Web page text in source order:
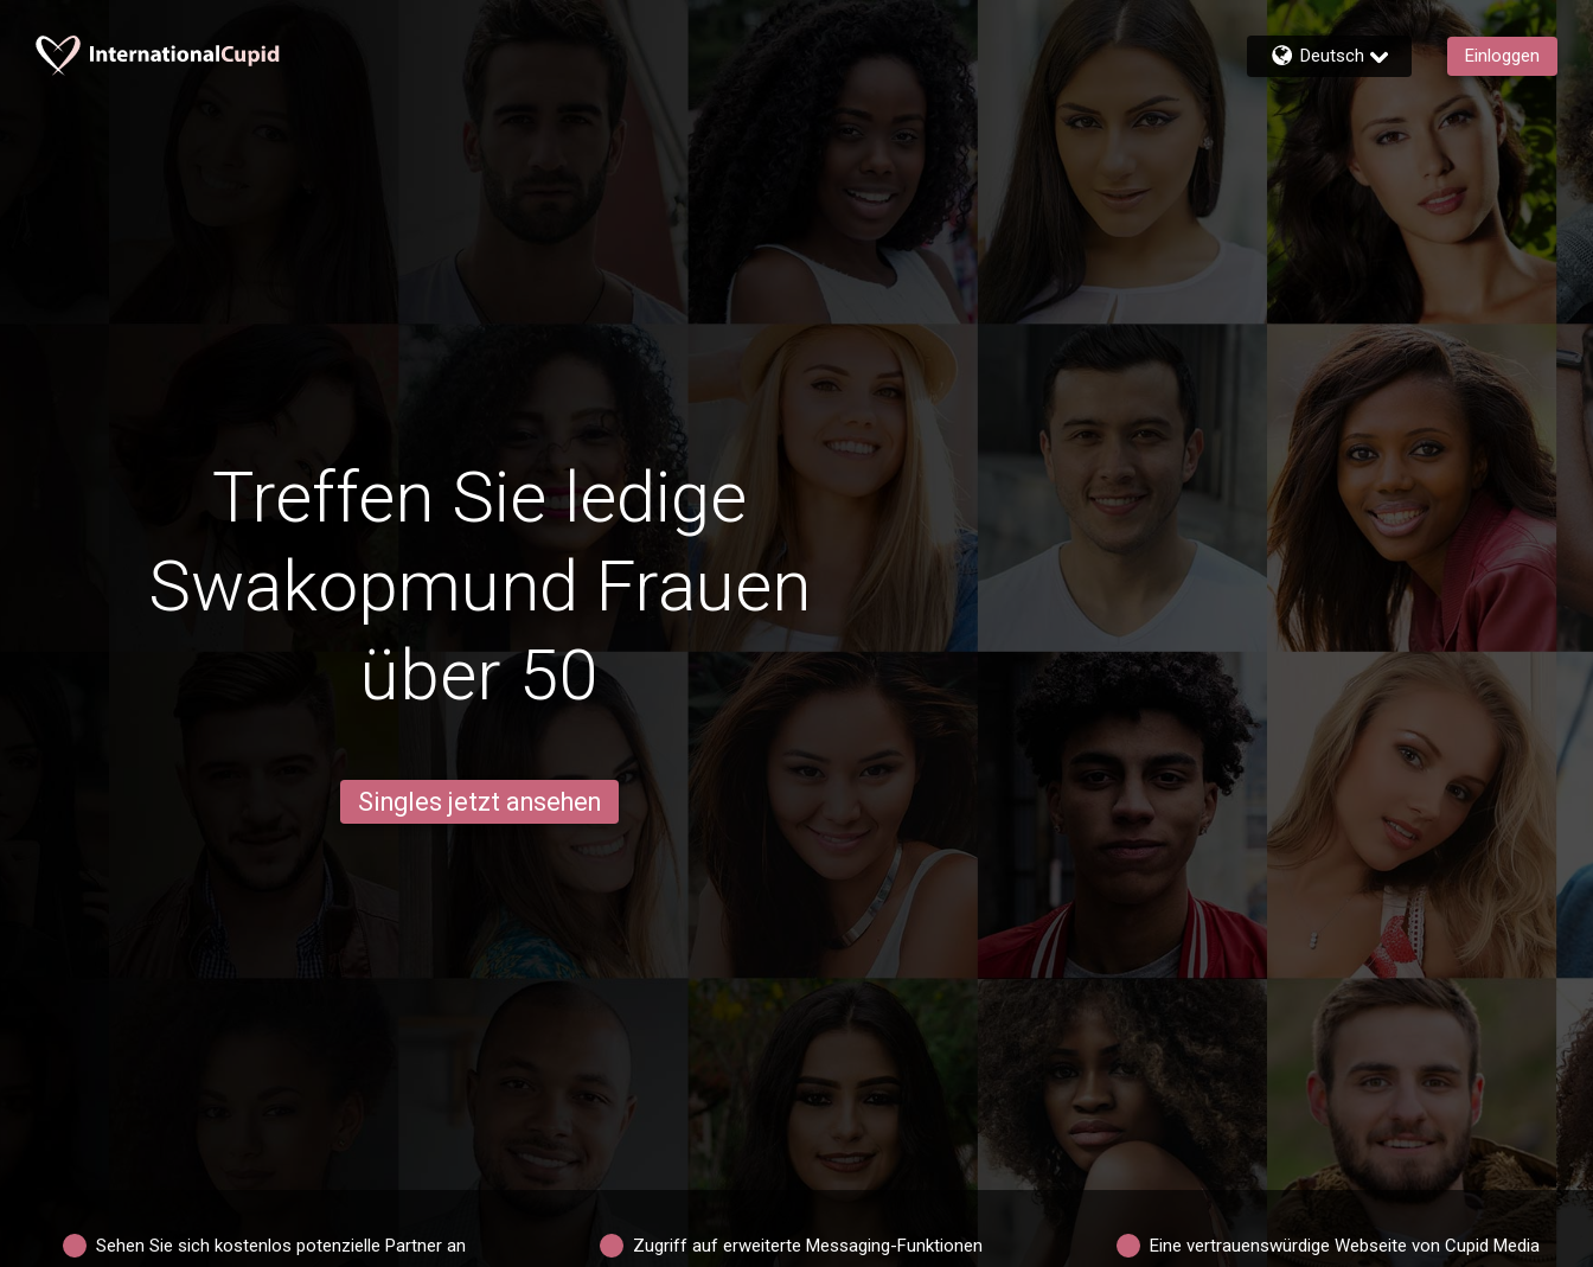
Deutsch Einloggen
Treffen Sie ledige
Swakopmund Frauen
über 50
Singles jetzt ansehen
Sehen Sie sich kostenlos potenzielle Partner an Zugriff auf erweiterte Messaging-Funktionen Eine vertrauenswürdige Webseite von Cupid Media